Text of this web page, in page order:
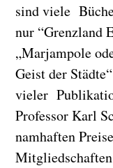
sind viele
nur “Grenzland
„Marjampole
Geist der
vieler
Professor Karl
namhaften